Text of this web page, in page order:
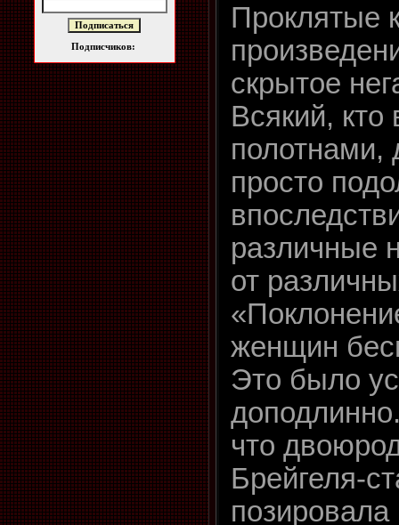
Подписчиков:
Проклятые
скрытое
Всякий, кто
полотнами,
просто
различные
от
женщин
Это было
что
Брейгеля-